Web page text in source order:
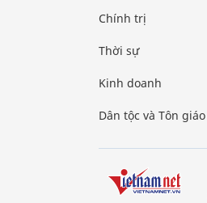
Chính trị
Thời sự
Kinh doanh
Dân tộc và Tôn giáo